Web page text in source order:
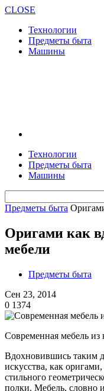
CLOSE
Технологии
Предметы быта
Машины
Технологии
Предметы быта
Машины
Предметы быта
Оригами как
мебели
Предметы быта
Сен 23, 2014
0 1374
Современная мебель
Вдохновившись таким
искусства, как
стильного
полки. Мебель, словно